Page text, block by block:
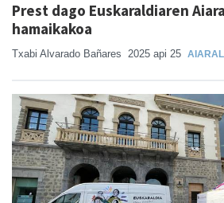
Prest dago Euskaraldiaren
hamaikakoa
Txabi Alvarado Bañares 2025 api 25